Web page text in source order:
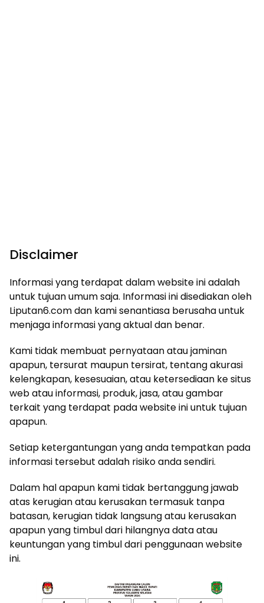
Disclaimer
Informasi yang terdapat dalam website ini adalah
untuk tujuan umum saja. Informasi ini disediakan oleh
Liputan6.com dan kami senantiasa berusaha untuk
menjaga informasi yang aktual dan benar.
Kami tidak membuat pernyataan atau jaminan
apapun, tersurat maupun tersirat, tentang akurasi
kelengkapan, kesesuaian, atau ketersediaan ke situs
web atau informasi, produk, jasa, atau gambar
terkait yang terdapat pada website ini untuk tujuan
apapun.
Setiap ketergantungan yang anda tempatkan pada
informasi tersebut adalah risiko anda sendiri.
Dalam hal apapun kami tidak bertanggung jawab
atas kerugian atau kerusakan termasuk tanpa
batasan, kerugian tidak langsung atau kerusakan
apapun yang timbul dari hilangnya data atau
keuntungan yang timbul dari penggunaan website
ini.